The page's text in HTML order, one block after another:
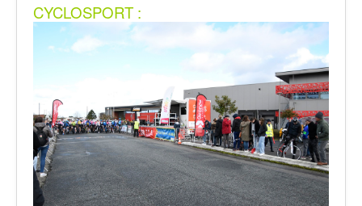
Traversée des Pyrénées 2021
CYCLOSPORT :